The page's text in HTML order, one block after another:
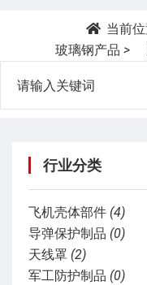
当前位
玻璃钢产品 >
行业分类
飞机壳体部件 (4)
导弹保护制品 (0)
天线罩 (2)
军工防护制品 (0)